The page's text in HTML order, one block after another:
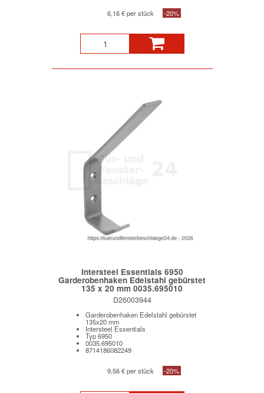
6,16 € per stück -20%
Intersteel Essentials 6950
Garderobenhaken Edelstahl gebürstet
135 x 20 mm 0035.695010
D26003944
Garderobenhaken Edelstahl gebürstet
135x20 mm
Intersteel Essentials
Typ 6950
0035.695010
8714186082249
9,56 € per stück -20%